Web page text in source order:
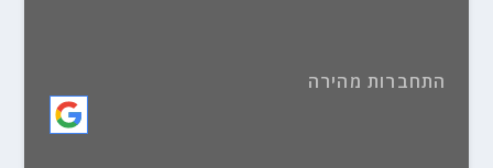
התחברות מהירה